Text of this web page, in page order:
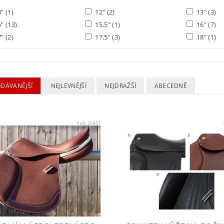
(1) 12" (2) 13"(3)
(13) 15,5"(1) 16"(7)
(2) 17,5"(3) 18"(1)
NEJLEVNĚJŠÍ NEJDRAŽŠÍ ABECEDNĚ
Kód: 23857